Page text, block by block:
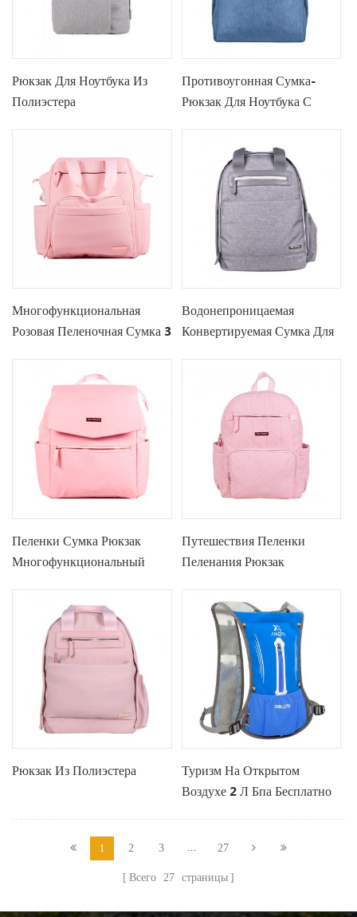
Рюкзак Для Ноутбука Из
Полиэстера
Противоугонная Сумка-
Рюкзак Для Ноутбука С
15,7 Дюйма
Многофункциональная
Розовая Пеленочная Сумка 3
Водонепроницаемая
Конвертируемая Сумка Для
Пеленки Сумка Рюкзак
Многофункциональный
Пеленки Сумки Для
Беременных
Путешествия Пеленки
Пеленания Рюкзак
Рюкзак Из Полиэстера
Туризм На Открытом
Воздухе 2 Л Бпа Бесплатно
1 2 3 ... 27
Всего 27 страницы